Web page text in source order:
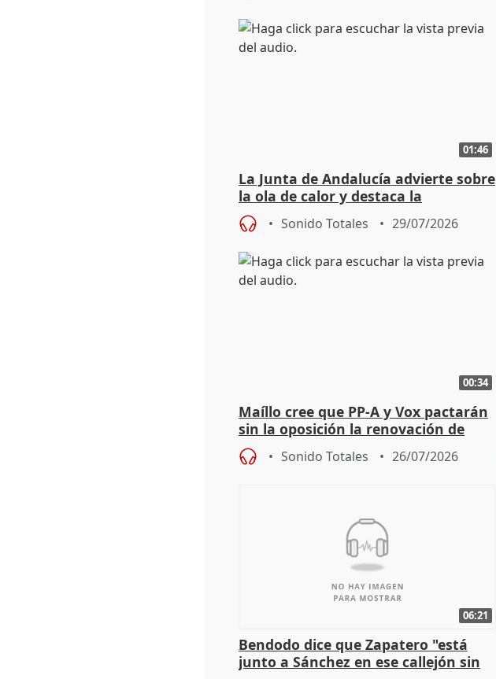
01:46
La Junta de Andalucía advierte sobre
la ola de calor y destaca la
importancia de la prevención
Sonido Totales 29/07/2026
00:34
Maíllo cree que PP-A y Vox pactarán
sin la oposición la renovación de
órganos como el Defensor
Sonido Totales 26/07/2026
06:21
Bendodo dice que Zapatero "está
junto a Sánchez en ese callejón sin